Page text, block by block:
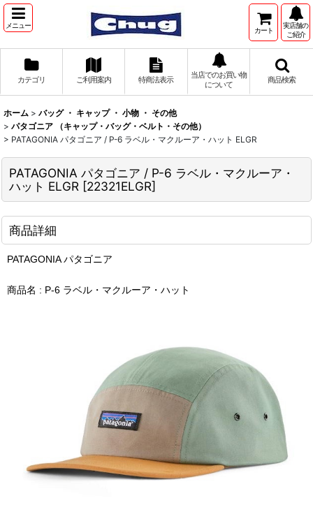
メニュー
カート
実店舗の
ご紹介
カテゴリ ご利用案内 特商法表示
当店でのお買い物
について
商品検索
ホーム > バッグ ・ キャップ ・ 小物 ・ その他
> パタゴニア （キャップ・バッグ・ベルト・その他）
> PATAGONIA パタゴニア / P-6 ラベル・マクルーア・ハット ELGR
PATAGONIA パタゴニア / P-6 ラベル・マクルーア・
ハット ELGR [22321ELGR]
商品詳細
PATAGONIA パタゴニア
商品名 : P-6 ラベル・マクルーア・ハット